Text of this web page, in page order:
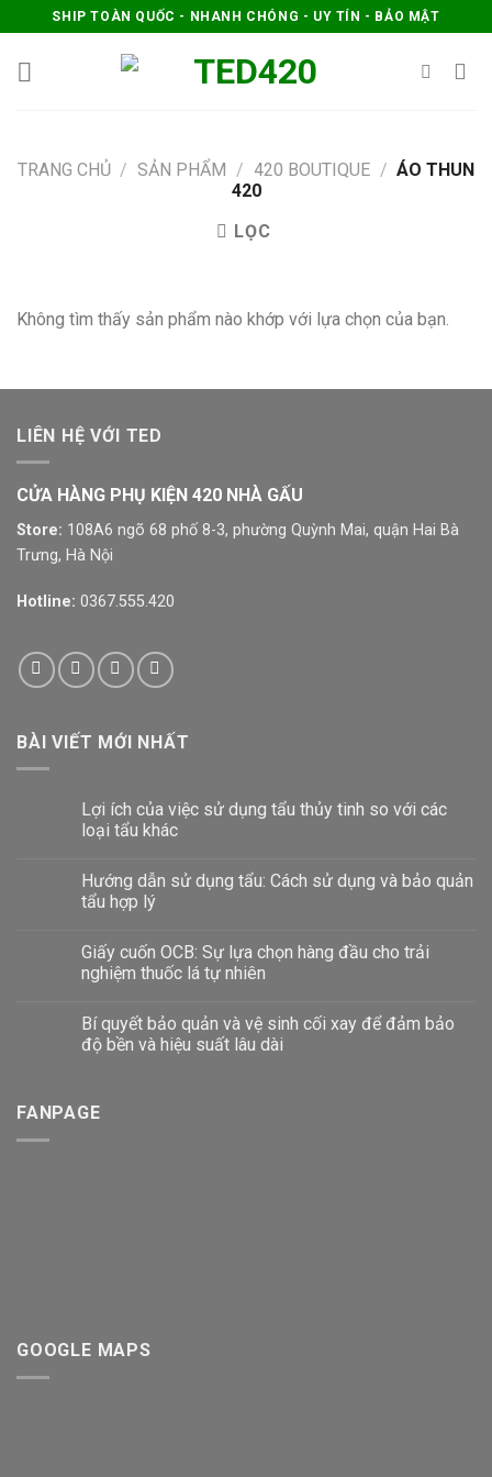
to
content
SHIP TOÀN QUỐC - NHANH CHÓNG - UY TÍN - BẢO MẬT
TRANG CHỦ / SẢN PHẨM / 420 BOUTIQUE / ÁO THUN
420
LỌC
Không tìm thấy sản phẩm nào khớp với lựa chọn của bạn.
LIÊN HỆ VỚI TED
CỬA HÀNG PHỤ KIỆN 420 NHÀ GẤU
Store: 108A6 ngõ 68 phố 8-3, phường Quỳnh Mai, quận Hai Bà
Trưng, Hà Nội
Hotline: 0367.555.420
BÀI VIẾT MỚI NHẤT
Lợi ích của việc sử dụng tẩu thủy tinh so với các
loại tẩu khác
Hướng dẫn sử dụng tẩu: Cách sử dụng và bảo quản
tẩu hợp lý
Giấy cuốn OCB: Sự lựa chọn hàng đầu cho trải
nghiệm thuốc lá tự nhiên
Bí quyết bảo quản và vệ sinh cối xay để đảm bảo
độ bền và hiệu suất lâu dài
FANPAGE
GOOGLE MAPS